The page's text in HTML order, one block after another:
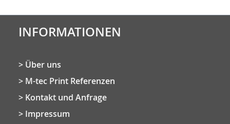
INFORMATIONEN
Über uns
M-tec Print Referenzen
Kontakt und Anfrage
Impressum